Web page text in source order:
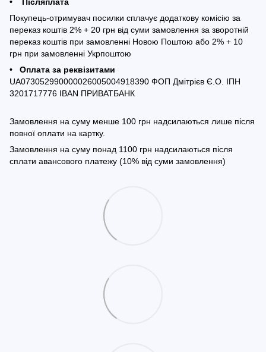
Покупець-отримувач посилки сплачує додаткову комісію за
переказ коштів 2% + 20 грн від суми замовлення за зворотній
переказ коштів при замовленні Новою Поштою або 2% + 10
грн при замовленні Укрпоштою
• Оплата за реквізитами
UA073052990000026005004918390 ФОП Дмітрієв Є.О. ІПН
3201717776 IBAN ПРИВАТБАНК
Замовлення на суму менше 100 грн надсилаються лише після
повної оплати на картку.
Замовлення на суму понад 1100 грн надсилаються після
сплати авансового платежу (10% від суми замовлення)